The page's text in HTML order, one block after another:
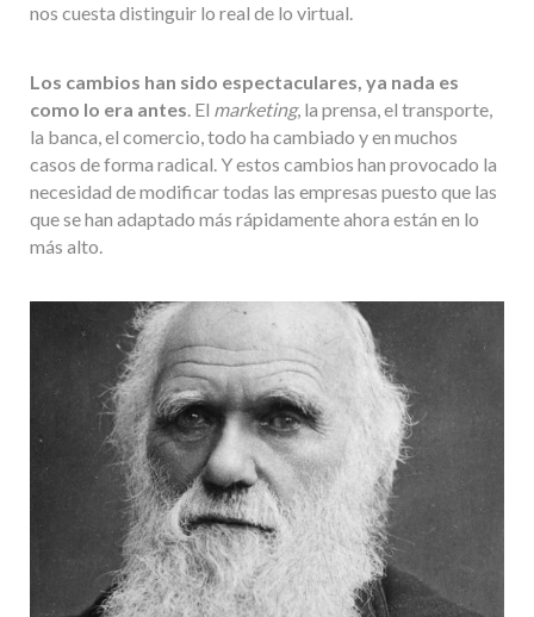
nos cuesta distinguir lo real de lo virtual.
Los cambios han sido espectaculares, ya nada es
como lo era antes. El marketing, la prensa, el transporte,
la banca, el comercio, todo ha cambiado y en muchos
casos de forma radical. Y estos cambios han provocado la
necesidad de modificar todas las empresas puesto que las
que se han adaptado más rápidamente ahora están en lo
más alto.